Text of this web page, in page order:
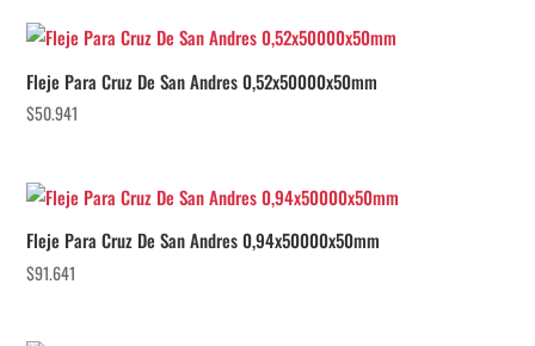
Fleje Para Cruz De San Andres 0,52x50000x50mm
$50.941
Fleje Para Cruz De San Andres 0,94x50000x50mm
$91.641